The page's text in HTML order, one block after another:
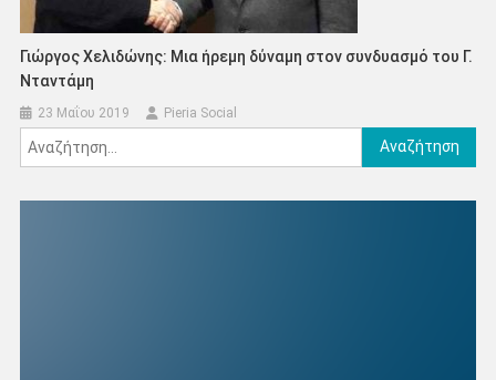
Γιώργος Χελιδώνης: Μια ήρεμη δύναμη στον συνδυασμό του Γ.
Νταντάμη
23 Μαΐου 2019 Pieria Social
Αναζήτηση
για: